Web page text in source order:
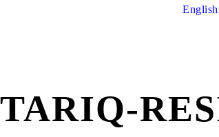
English
TARIQ-